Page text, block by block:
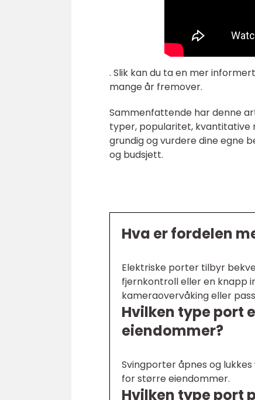
. Slik kan du ta en mer
mange år fremover.
Sammenfattende har denne
typer, popularitet, kvantitative
grundig og vurdere dine egne
og budsjett.
Hva er fordelen
Elektriske porter tilbyr
fjernkontroll eller en knapp
kameraovervåking eller
Hvilken type port
eiendommer?
Svingporter åpnes og
for større eiendommer.
Hvilken type port